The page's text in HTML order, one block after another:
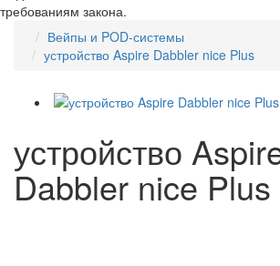
требованиям закона.
Вейпы и POD-системы
устройство Aspire Dabbler nice Plus
устройство
Dabbler nice Plus